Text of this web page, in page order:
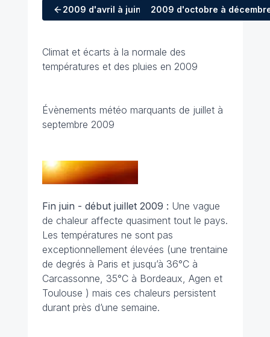
2009 d'avril à juin 2009 d'octobre à
Climat et écarts à la normale des
températures et des pluies en 2009
Évènements météo marquants de juillet à
septembre 2009
Fin juin - début juillet 2009 : Une vague
de chaleur affecte quasiment tout le pays.
Les températures ne sont pas
exceptionnellement élevées (une trentaine
de degrés à Paris et jusqu’à 36°C à
Carcassonne, 35°C à Bordeaux, Agen et
Toulouse ) mais ces chaleurs persistent
durant près d’une semaine.